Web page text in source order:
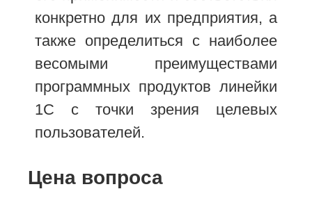
конкретно для их предприятия, а
также определиться с наиболее
весомыми преимуществами
программных продуктов линейки
1С с точки зрения целевых
пользователей.
Цена вопроса